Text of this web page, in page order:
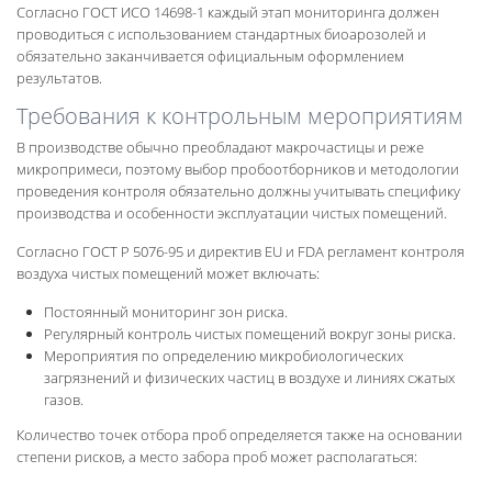
Согласно ГОСТ ИСО 14698-1 каждый этап мониторинга должен
проводиться с использованием стандартных биоарозолей и
обязательно заканчивается официальным оформлением
результатов.
Требования к контрольным мероприятиям
В производстве обычно преобладают макрочастицы и реже
микропримеси, поэтому выбор пробоотборников и методологии
проведения контроля обязательно должны учитывать специфику
производства и особенности эксплуатации чистых помещений.
Согласно ГОСТ Р 5076-95 и директив EU и FDA регламент контроля
воздуха чистых помещений может включать:
Постоянный мониторинг зон риска.
Регулярный контроль чистых помещений вокруг зоны риска.
Мероприятия по определению микробиологических
загрязнений и физических частиц в воздухе и линиях сжатых
газов.
Количество точек отбора проб определяется также на основании
степени рисков, а место забора проб может располагаться: